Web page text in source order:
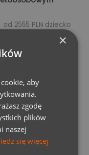
od 2555 PLN dziecko
liczby
oraz ilości
jest w momencie
. Dopłata na 21
×
aby
zgodę
plików
naszej
się więcej